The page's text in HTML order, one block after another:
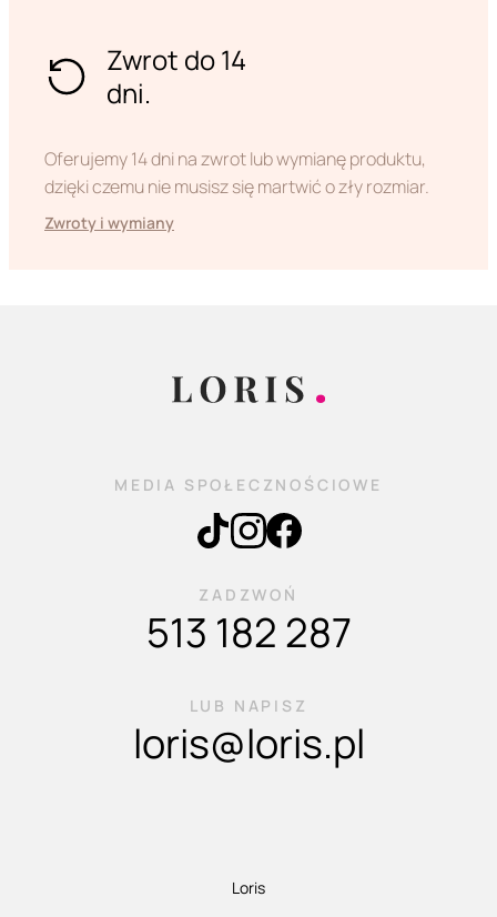
Zwrot do 14
dni.
Oferujemy 14 dni na zwrot lub wymianę produktu,
dzięki czemu nie musisz się martwić o zły rozmiar.
Zwroty i wymiany
MEDIA SPOŁECZNOŚCIOWE
ZADZWOŃ
513 182 287
LUB NAPISZ
loris@loris.pl
Loris